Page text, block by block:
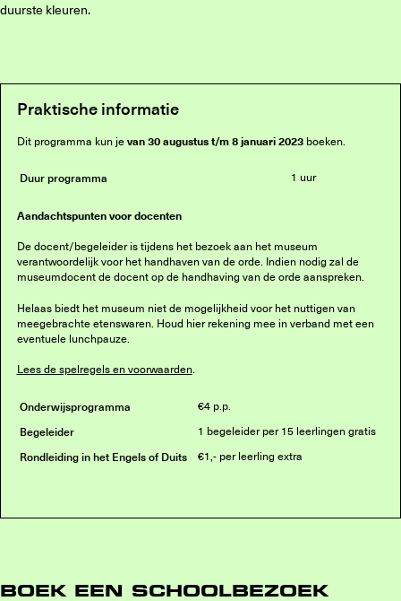
duurste kleuren.
Praktische informatie
Dit programma kun jevan 30 augustus t/m 8 januari 2023boeken.
Duur programma 1 uur
Aandachtspunten voor docenten
De docent/begeleider is tijdens het bezoek aan het museum
verantwoordelijk voor het handhaven van de orde. Indien nodig zal de
museumdocent de docent op de handhaving van de orde aanspreken.
Helaas biedt het museum niet de mogelijkheid voor het nuttigen van
meegebrachte etenswaren. Houd hier rekening mee in verband met een
eventuele lunchpauze.
Lees de spelregels en voorwaarden.
Onderwijsprogramma
€4 p.p.
Begeleider
1 begeleider per 15 leerlingen gratis
Rondleiding in het Engels of Duits
€1,- per leerling extra
BOEK EEN SCHOOLBEZOEK